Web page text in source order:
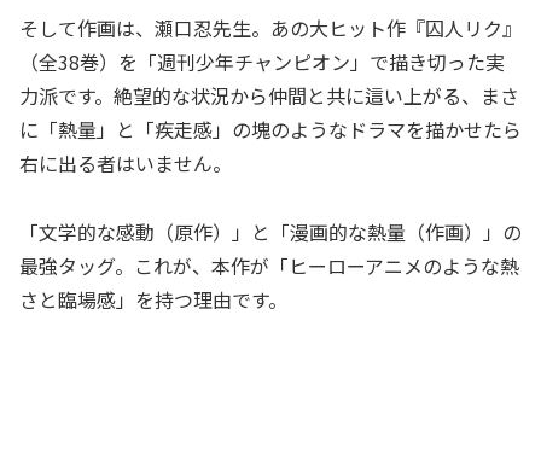
そして作画は、瀬口忍先生。あの大ヒット作『囚人リク』
（全38巻）を「週刊少年チャンピオン」で描き切った実
力派です。絶望的な状況から仲間と共に這い上がる、まさ
に「熱量」と「疾走感」の塊のようなドラマを描かせたら
右に出る者はいません。
「文学的な感動（原作）」と「漫画的な熱量（作画）」の
最強タッグ。これが、本作が「ヒーローアニメのような熱
さと臨場感」を持つ理由です。